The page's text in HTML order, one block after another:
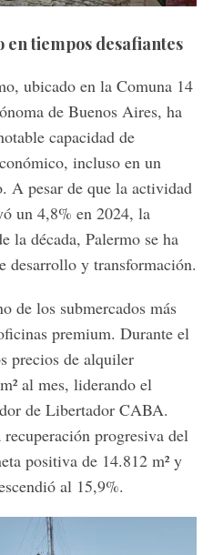
en tiempos desafiantes
ubicado en la Comuna 14
de Buenos Aires, ha
capacidad de
incluso en un
A pesar de que la actividad
un 4,8% en 2024, la
la década, Palermo se ha
desarrollo y transformación.
de los submercados más
premium. Durante el
precios de alquiler
al mes, liderando el
de Libertador CABA.
progresiva del
positiva de 14.812 m² y
al 15,9%.